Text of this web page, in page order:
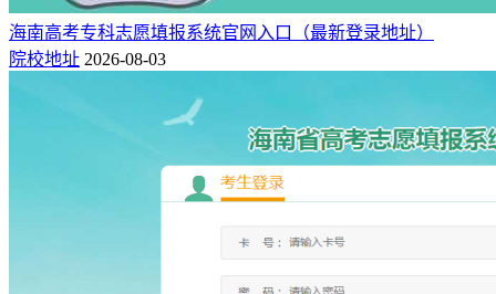
海南高考专科志愿填报系统官网入口（最新登录地址）
院校地址 2026-08-03